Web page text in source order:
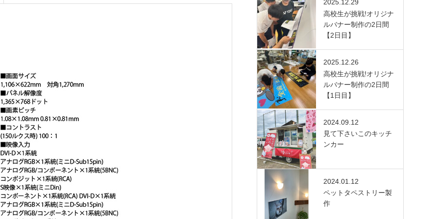
2025.12.29
高校生が挑戦!オリジナ
ルバナー制作の2日間
【2日目】
2025.12.26
高校生が挑戦!オリジナ
ルバナー制作の2日間
【1日目】
2024.09.12
見て下さいこのキッチ
ンカー
2024.01.12
ペットタペストリー製
作